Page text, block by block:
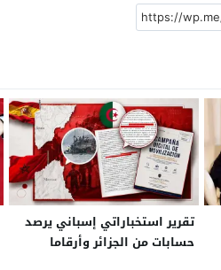
تقرير استخباراتي إسباني يرصد
حسابات من الجزائر وأرقاما